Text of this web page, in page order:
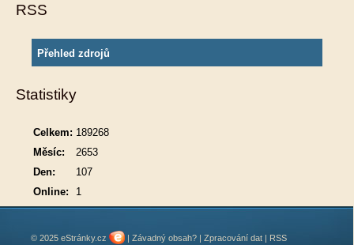
RSS
Přehled zdrojů
Statistiky
Online: 1
Celkem: 189268
Měsíc:
2653
Den:
107
© 2025 eStránky.cz | Závadný obsah? | Zpracování dat | RSS